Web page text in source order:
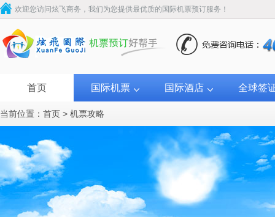
欢迎您访问炫飞商务，我们为您提供最优质的国际机票预订服务！
首页 国际机票 国际酒店 全球签
当前位置： 首页 > 机票攻略